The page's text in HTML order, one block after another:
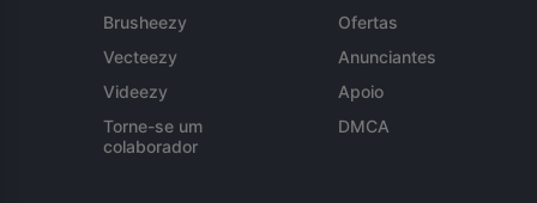
Brusheezy
Vecteezy
Videezy
Torne-se um
colaborador
Ofertas
Anunciantes
Apoio
DMCA